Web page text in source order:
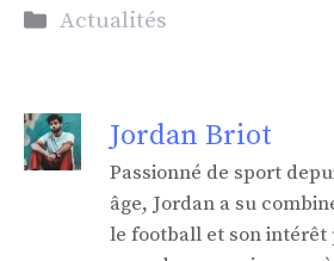
Catégories
Actualités
Jordan Briot
Passionné de sport
âge, Jordan a su
le football et son intérêt